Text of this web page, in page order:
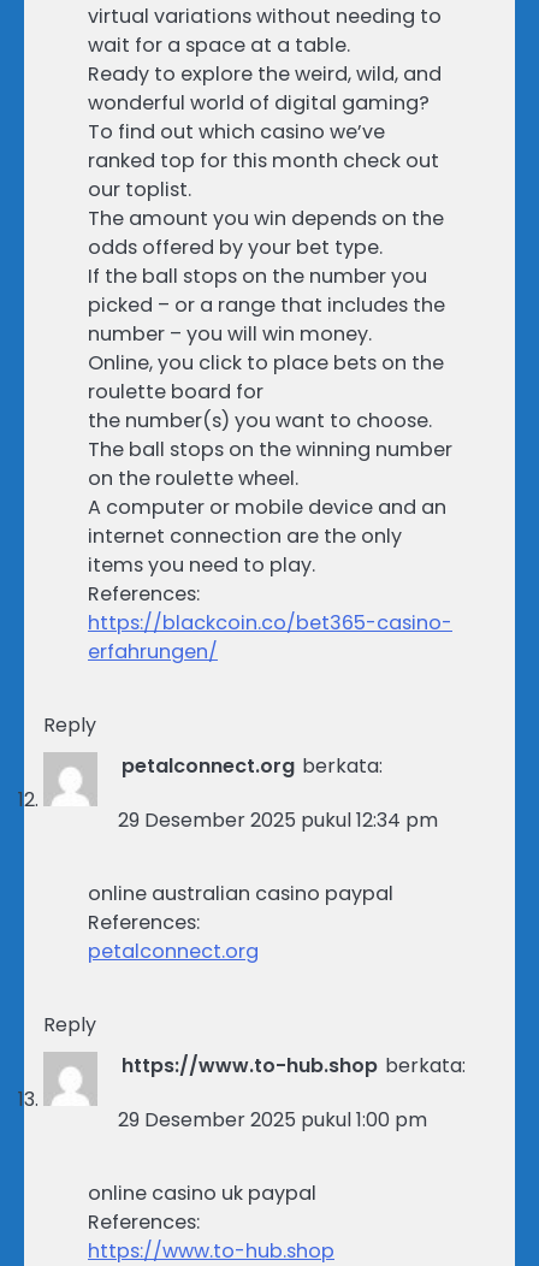
virtual variations without needing to
wait for a space at a table.
Ready to explore the weird, wild, and
wonderful world of digital gaming?
To find out which casino we’ve
ranked top for this month check out
our toplist.
The amount you win depends on the
odds offered by your bet type.
If the ball stops on the number you
picked – or a range that includes the
number – you will win money.
Online, you click to place bets on the
roulette board for
the number(s) you want to choose.
The ball stops on the winning number
on the roulette wheel.
A computer or mobile device and an
internet connection are the only
items you need to play.
References:
https://blackcoin.co/bet365-casino-
erfahrungen/
Reply
petalconnect.org berkata:
29 Desember 2025 pukul 12:34 pm
online australian casino paypal
References:
petalconnect.org
Reply
https://www.to-hub.shop berkata:
29 Desember 2025 pukul 1:00 pm
online casino uk paypal
References:
https://www.to-hub.shop